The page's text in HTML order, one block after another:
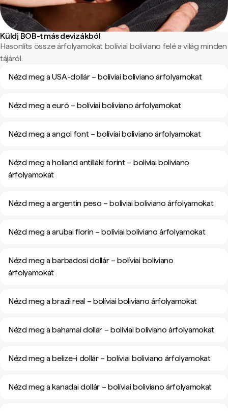
Küldj BOB-t más devizákból
Hasonlíts össze árfolyamokat bolíviai boliviano felé a világ minden
tájáról.
Nézd meg a USA-dollár – bolíviai boliviano árfolyamokat
Nézd meg a euró – bolíviai boliviano árfolyamokat
Nézd meg a angol font – bolíviai boliviano árfolyamokat
Nézd meg a holland antilláki forint – bolíviai boliviano
árfolyamokat
Nézd meg a argentin peso – bolíviai boliviano árfolyamokat
Nézd meg a arubai florin – bolíviai boliviano árfolyamokat
Nézd meg a barbadosi dollár – bolíviai boliviano
árfolyamokat
Nézd meg a brazil real – bolíviai boliviano árfolyamokat
Nézd meg a bahamai dollár – bolíviai boliviano árfolyamokat
Nézd meg a belize-i dollár – bolíviai boliviano árfolyamokat
Nézd meg a kanadai dollár – bolíviai boliviano árfolyamokat